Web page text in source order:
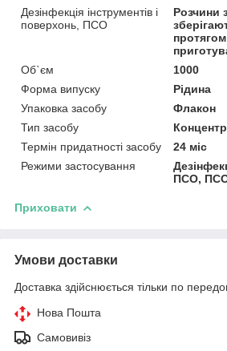
Дезінфекція інструментів і
поверхонь, ПСО
Розчини
Об`єм
1000
Форма випуску
Рідина
Упаковка засобу
Флакон
Тип засобу
Термін придатності засобу
24 міс
Режими застосування
ПСО,
Приховати
Умови доставки
Доставка здійснюється тільки по
Нова Пошта
Самовивіз